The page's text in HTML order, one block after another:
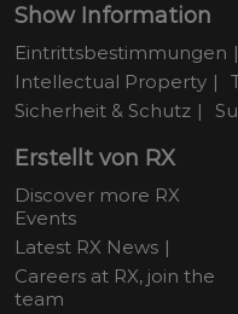
Show Information
Eintrittsbestimmungen
Intellectual Property
Sicherheit & Schutz
Erstellt von RX
Discover more RX
Events
Latest RX News
Careers at RX, join the
team